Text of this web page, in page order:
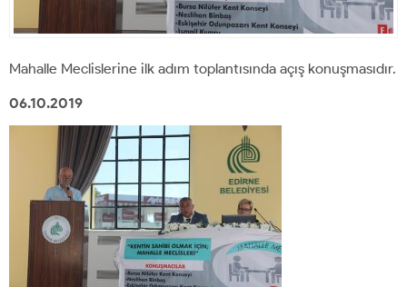
Mahalle Meclislerine ilk adım toplantısında açış konuşmasıdır.
06.10.2019